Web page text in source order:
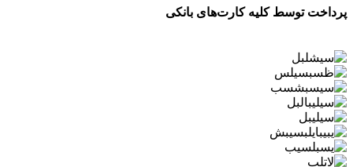
پرداخت توسط کلیه کارت‌های بانکی